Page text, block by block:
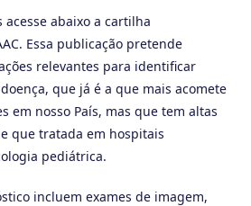
acesse abaixo a cartilha
Essa publicação pretende
relevantes para identificar
que já é a que mais acomete
em nosso País, mas que tem altas
que tratada em hospitais
pediátrica.
incluem exames de imagem,